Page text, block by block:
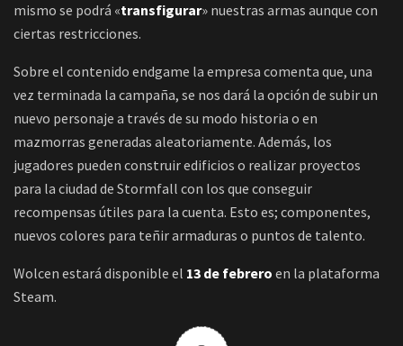
mismo se podrá «transfigurar» nuestras armas aunque con
ciertas restricciones.
Sobre el contenido endgame la empresa comenta que, una
vez terminada la campaña, se nos dará la opción de subir un
nuevo personaje a través de su modo historia o en
mazmorras generadas aleatoriamente. Además, los
jugadores pueden construir edificios o realizar proyectos
para la ciudad de Stormfall con los que conseguir
recompensas útiles para la cuenta. Esto es; componentes,
nuevos colores para teñir armaduras o puntos de talento.
Wolcen estará disponible el 13 de febrero en la plataforma
Steam.